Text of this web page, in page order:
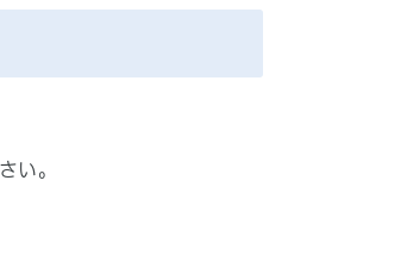
い。